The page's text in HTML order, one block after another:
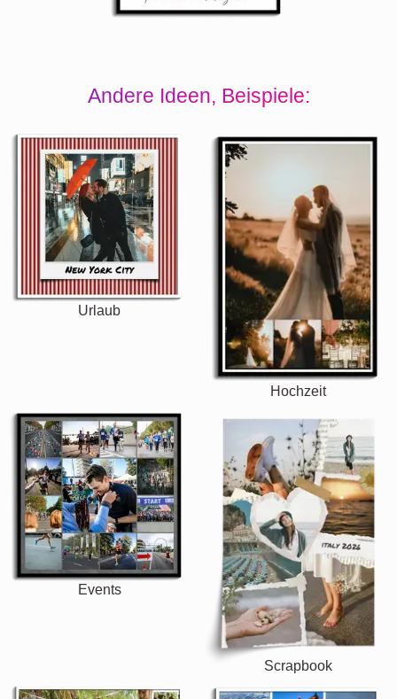
Andere Ideen, Beispiele:
Urlaub
Hochzeit
Events
Scrapbook